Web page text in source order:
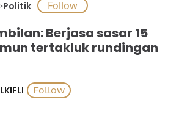
Politik
Berjasa sasar 15
tertakluk rundingan